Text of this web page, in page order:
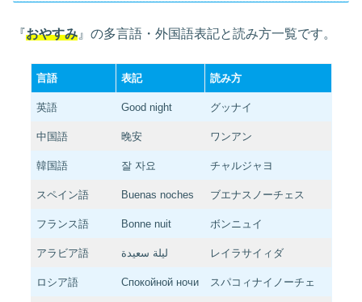
『おやすみ 』の多言語・外国語表記と読み方一覧です。
言語 表記 読み方
英語 Good night グッナイ
中国語 晚安 ワンアン
韓国語 잘 자요 チャルジャヨ
スペイン語 Buenas noches ブエナスノーチェス
フランス語 Bonne nuit ボンニュイ
アラビア語 ليلة سعيدة レイラサイィダ
ロシア語 Спокойной ночи スパコィナイノーチェ